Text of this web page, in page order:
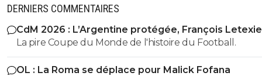
DERNIERS COMMENTAIRES
CdM 2026 : L’Argentine protégée, François
pris cher
La pire Coupe du Monde de l'histoire du Football.
OL : La Roma se déplace pour Malick Fofana